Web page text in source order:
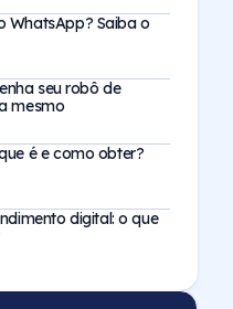
WhatsApp? Saiba o
seu robô de
mesmo
é e como obter?
digital: o que